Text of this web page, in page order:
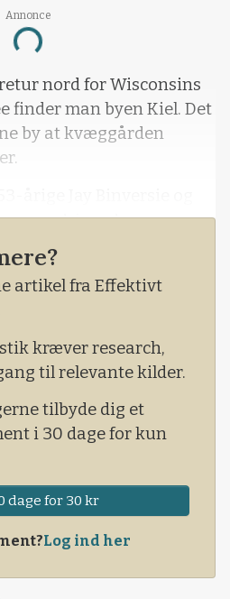
Annonce
Loading...nord for Wisconsins
finder man byen Kiel. Det
by at kvæggården
driver de
kvæg og 900 hektar
i 1958 af Jay
været en del
far stiftede
artikel fra Effektivt
kræver research,
til relevante kilder.
tilbyde dig et
i 30 dage for kun
dage for 30 kr
Log ind her